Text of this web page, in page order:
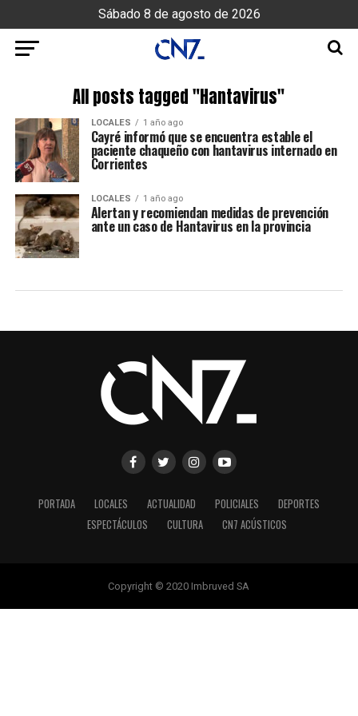
Sábado 8 de agosto de 2026
All posts tagged "Hantavirus"
LOCALES 1 año ago
Cayré informó que se encuentra estable el
paciente chaqueño con hantavirus internado en
Corrientes
LOCALES 1 año ago
Alertan y recomiendan medidas de prevención
ante un caso de Hantavirus en la provincia
PORTADA LOCALES ACTUALIDAD POLICIALES
DEPORTES
ESPECTÁCULOS
CULTURA CN7 ACÚSTICOS
Copyright © 2020 Imbruved SA